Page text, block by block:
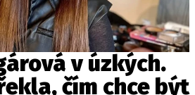
NÁS NA|
fotku nebo video?
v úzkých.
čím chce být